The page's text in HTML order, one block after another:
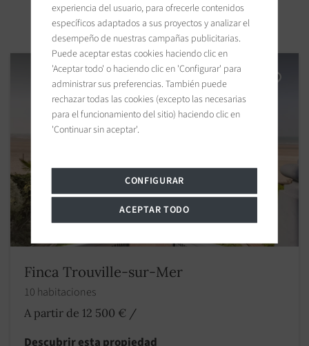
Finca Trouville-sur-Mer
10 habitaciones
A partir de 12 500 € /
Descubrir esta propiedad
experiencia del usuario, para ofrecerle contenidos
específicos adaptados a sus proyectos y analizar el
desempeño de nuestras campañas publicitarias.
Puede aceptar estas cookies haciendo clic en
'Aceptar todo' o haciendo clic en 'Configurar' para
administrar sus preferencias. También puede
rechazar todas las cookies (excepto las necesarias
para el funcionamiento del sitio) haciendo clic en
'Continuar sin aceptar'.
CONFIGURAR
ACEPTAR TODO